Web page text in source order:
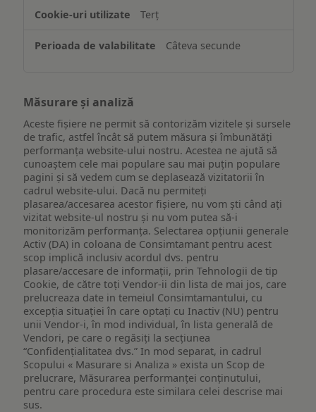
Terț
Câteva secunde
Măsurare și analiză
Aceste fișiere ne permit să contorizăm vizitele și sursele
de trafic, astfel încât să putem măsura și îmbunătăți
performanța website-ului nostru. Acestea ne ajută să
cunoaștem cele mai populare sau mai puțin populare
pagini și să vedem cum se deplasează vizitatorii în
cadrul website-ului. Dacă nu permiteți
plasarea/accesarea acestor fișiere, nu vom ști când ați
vizitat website-ul nostru și nu vom putea să-i
monitorizăm performanța. Selectarea opțiunii generale
Activ (DA) in coloana de Consimtamant pentru acest
scop implică inclusiv acordul dvs. pentru
plasare/accesare de informații, prin Tehnologii de tip
Cookie, de către toți Vendor-ii din lista de mai jos, care
prelucreaza date in temeiul Consimtamantului, cu
excepția situației în care optați cu Inactiv (NU) pentru
unii Vendor-i, în mod individual, în lista generală de
Vendori, pe care o regăsiți la secțiunea
“Confidențialitatea dvs.” In mod separat, in cadrul
Scopului « Masurare si Analiza » exista un Scop de
prelucrare, Măsurarea performanței conținutului,
pentru care procedura este similara celei descrise mai
sus.